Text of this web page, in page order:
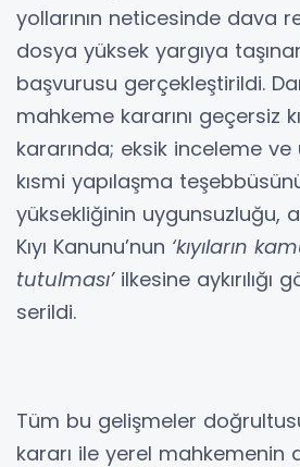
yollarının neticesinde dava
dosya yüksek yargıya
başvurusu gerçekleştirildi.
mahkeme kararını geçersiz
kararında; eksik inceleme ve
kısmi yapılaşma
yüksekliğinin uygunsuzluğu,
Kıyı Kanunu’nun ‘kıyıların
tutulması’ilkesine aykırılığı
serildi.
Tüm bu gelişmeler
kararı ile yerel mahkemenin